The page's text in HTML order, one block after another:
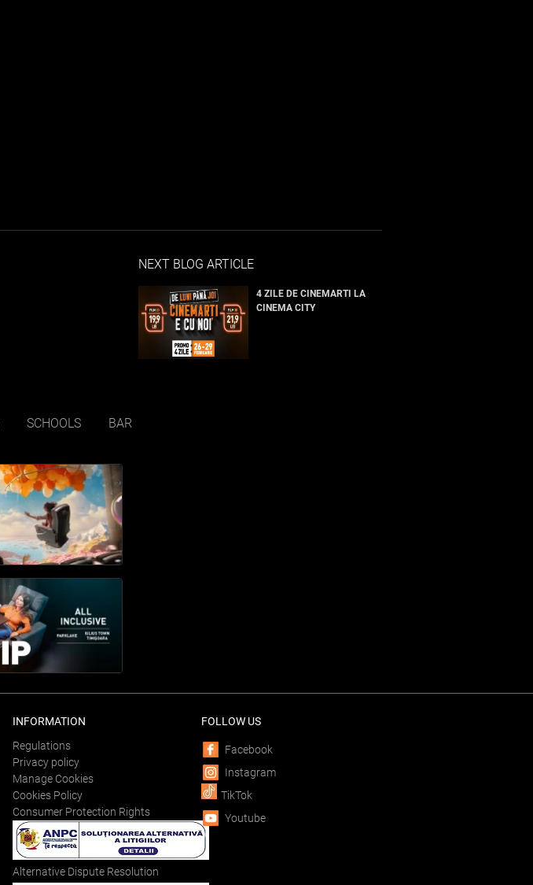
NEXT BLOG ARTICLE
4 ZILE DE CINEMARTI LA
CINEMA CITY
SCHOOLS BAR
INFORMATION
Regulations
Privacy policy
Manage Cookies
Cookies Policy
Consumer Protection Rights
Alternative Dispute Resolution
FOLLOW US
Facebook
Instagram
TikTok
Youtube